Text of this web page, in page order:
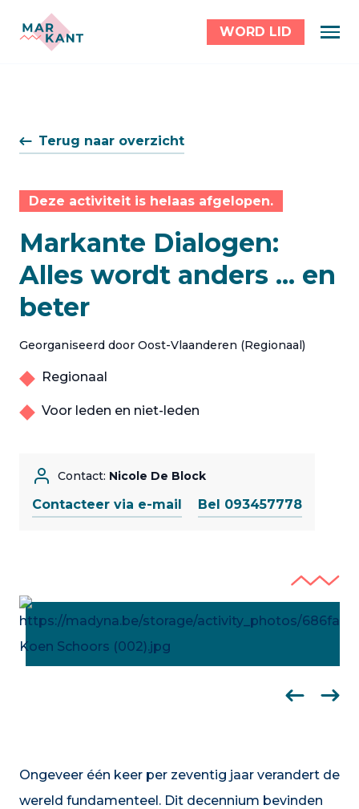
WORD LID
Terug naar overzicht
Deze activiteit is helaas afgelopen.
Markante Dialogen:
Alles wordt anders ... en
beter
Georganiseerd door Oost-Vlaanderen (Regionaal)
Regionaal
Voor leden en niet-leden
Contact: Nicole De Block
Contacteer via e-mail Bel 093457778
Ongeveer één keer per zeventig jaar verandert de
wereld fundamenteel. Dit decennium bevinden